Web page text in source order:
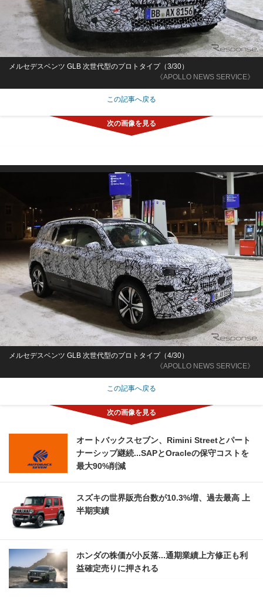
《APOLLO NEWS SERVICE》
メルセデスベンツ GLB 次世代型のプロトタイプ（3/30）
この記事へ戻る
《APOLLO NEWS SERVICE》
メルセデスベンツ GLB 次世代型のプロトタイプ（4/30）
この記事へ戻る
オートバックスセブン、Rimini Streetとパート
ナーシップ継続...SAPとOracleの保守コストを
最大90%削減
スズキの世界販売台数が10.3%増、過去最高 上
半期実績
ホンダの株価が小反落...通期業績上方修正も利
益確定売りに押される